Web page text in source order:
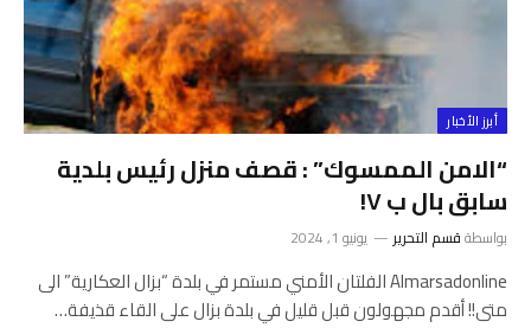
أبرز الأخبار
“الامن الممسوك” : قصف منزل رئيس بلدية
سابق بال ب ٧!
بواسطةقسم التحرير يونيو 1, 2024
Almarsadonline الفلتان الأمني مستمر في بلدة “بزال العكارية” الى
متى!! أقدم مجهولون قبل قليل في بلدة بزال على القاء قذيفة…